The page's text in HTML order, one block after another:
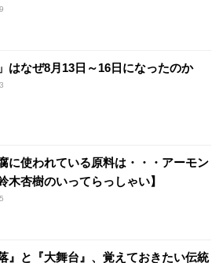
はなぜ8月13日～16日になったのか
に使われている原料は・・・アーモン
木杏樹のいってらっしゃい】
』と『大舞台』、覚えておきたい伝統